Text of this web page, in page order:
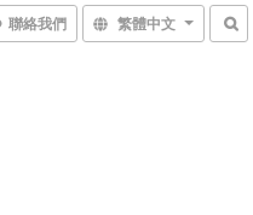
聯絡我們 繁體中文